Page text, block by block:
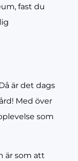
fast du
är det dags
Med över
som
är som att